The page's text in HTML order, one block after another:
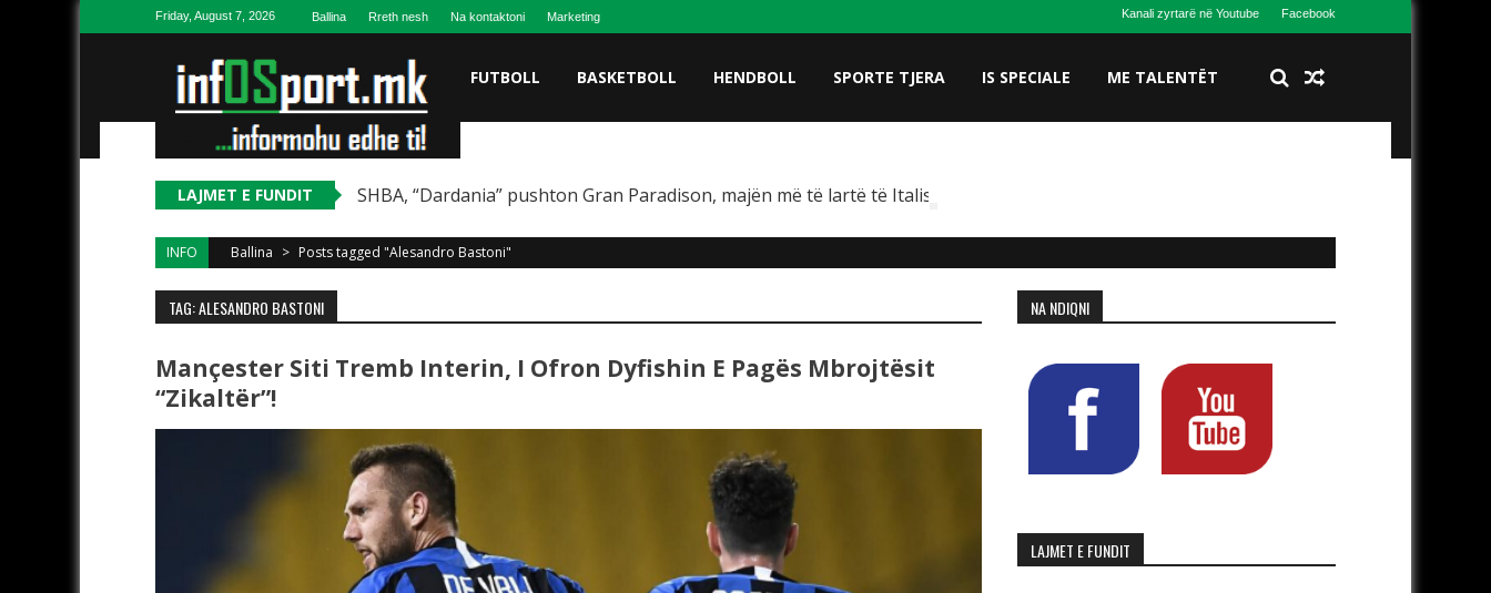
Skip to contentFriday, August 7, 2026 Ballina Rreth nesh Na kontaktoni Marketing Kanali zyrtarë në Youtube Facebook
FUTBOLL BASKETBOLL HENDBOLL SPORTE TJERA IS SPECIALE ME TALENTËT
LAJMET E FUNDIT SHBA, “Dardania” pushton Gran Paradison, majën më të lartë të Italisë
INFO Ballina > Posts tagged "Alesandro Bastoni"
TAG: ALESANDRO BASTONI
Mançester Siti Tremb Interin, I Ofron Dyfishin E Pagës Mbrojtësit
“zikaltër”!
NA NDIQNI
LAJMET E FUNDIT